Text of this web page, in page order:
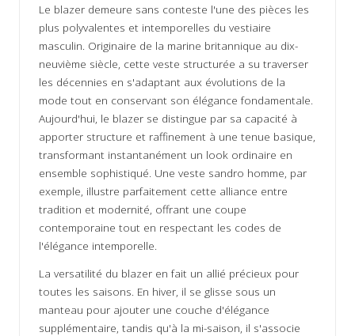
Le blazer demeure sans conteste l'une des pièces les
plus polyvalentes et intemporelles du vestiaire
masculin. Originaire de la marine britannique au dix-
neuvième siècle, cette veste structurée a su traverser
les décennies en s'adaptant aux évolutions de la
mode tout en conservant son élégance fondamentale.
Aujourd'hui, le blazer se distingue par sa capacité à
apporter structure et raffinement à une tenue basique,
transformant instantanément un look ordinaire en
ensemble sophistiqué. Une veste sandro homme, par
exemple, illustre parfaitement cette alliance entre
tradition et modernité, offrant une coupe
contemporaine tout en respectant les codes de
l'élégance intemporelle.
La versatilité du blazer en fait un allié précieux pour
toutes les saisons. En hiver, il se glisse sous un
manteau pour ajouter une couche d'élégance
supplémentaire, tandis qu'à la mi-saison, il s'associe